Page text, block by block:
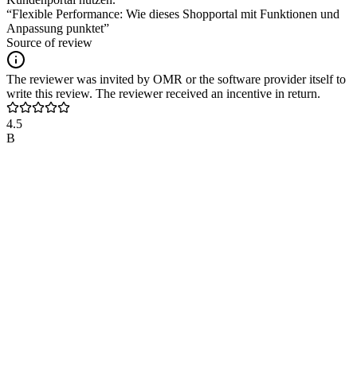
“Flexible Performance: Wie dieses Shopportal mit Funktionen und
Anpassung punktet”
Source of review
The reviewer was invited by OMR or the software provider itself to
write this review. The reviewer received an incentive in return.
4.5
B